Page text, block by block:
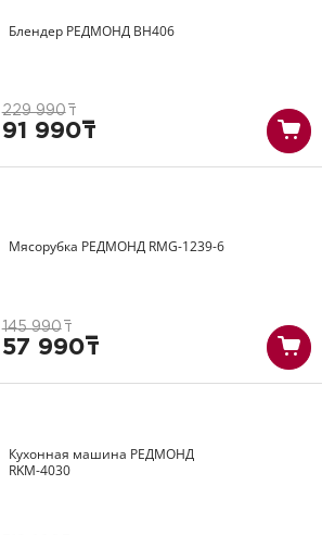
Блендер РЕДМОНД BH406
229 990 т
91 990т
Мясорубка РЕДМОНД RMG-1239-6
145 990 т
57 990т
Кухонная машина РЕДМОНД
RKM-4030